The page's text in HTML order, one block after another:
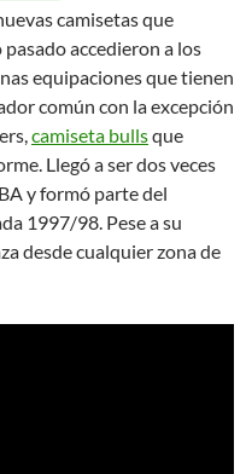
camisetas que
accedieron a los
equipaciones que tienen
común con la excepción
camiseta bullsque
Llegó a ser dos veces
y formó parte del
1997/98. Pese a su
desde cualquier zona de